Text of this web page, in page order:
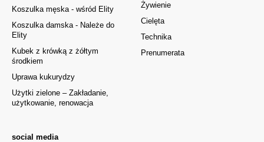
Żywienie
Cielęta
Technika
Prenumerata
Koszulka męska - wśród Elity
Koszulka damska - Należe do
Elity
Kubek z krówką z żółtym
środkiem
Uprawa kukurydzy
Użytki zielone – Zakładanie,
użytkowanie, renowacja
social media